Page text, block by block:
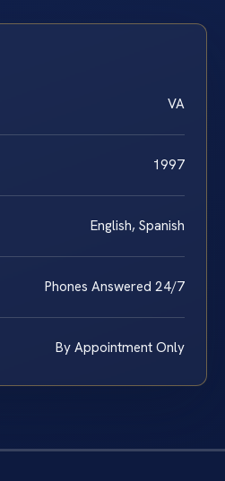
VA
1997
English, Spanish
Phones Answered 24/7
By Appointment Only